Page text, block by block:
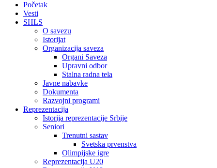
Početak
Vesti
SHLS
O savezu
Istorijat
Organizacija saveza
Organi Saveza
Upravni odbor
Stalna radna tela
Javne nabavke
Dokumenta
Razvojni programi
Reprezentacija
Istorija reprezentacije Srbije
Seniori
Trenutni sastav
Svetska prvenstva
Olimpijske igre
Reprezentacija U20